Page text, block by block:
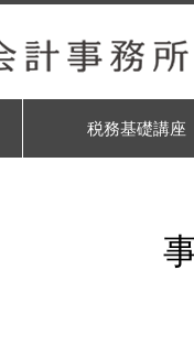
税務基礎講座